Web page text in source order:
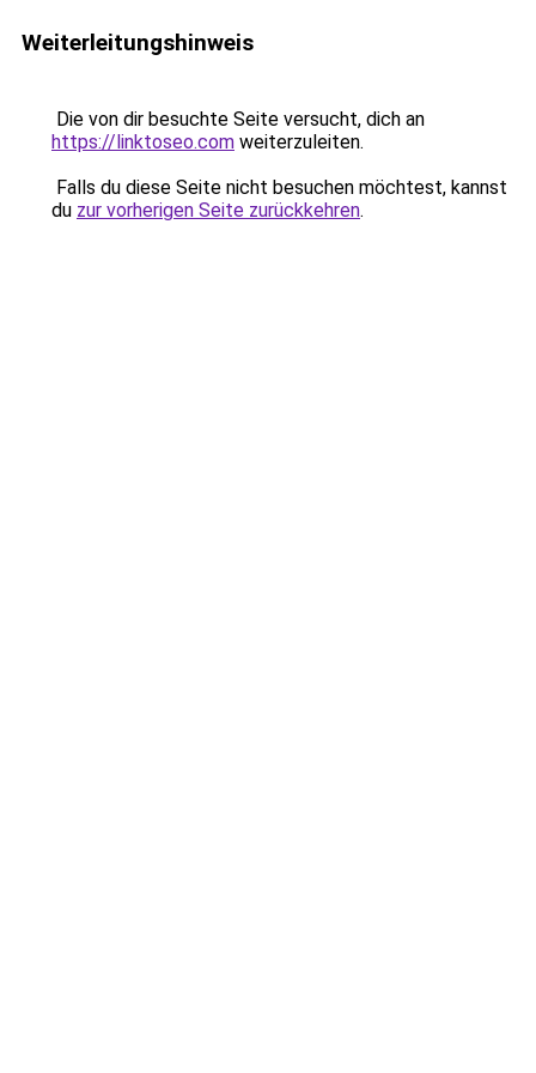
Weiterleitungshinweis
Die von dir besuchte Seite versucht, dich an
https://linktoseo.com weiterzuleiten.
Falls du diese Seite nicht besuchen möchtest, kannst
du zur vorherigen Seite zurückkehren.